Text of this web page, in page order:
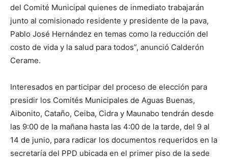
del Comité Municipal quienes de inmediato trabajarán
junto al comisionado residente y presidente de la pava,
Pablo José Hernández en temas como la reducción del
costo de vida y la salud para todos”, anunció Calderón
Cerame.
Interesados en participar del proceso de elección para
presidir los Comités Municipales de Aguas Buenas,
Aibonito, Cataño, Ceiba, Cidra y Maunabo tendrán desde
las 9:00 de la mañana hasta las 4:00 de la tarde, del 9 al
14 de junio, para radicar los documentos requeridos en la
secretaría del PPD ubicada en el primer piso de la sede